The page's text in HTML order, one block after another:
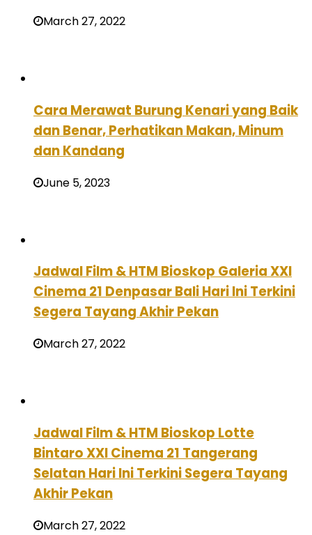
March 27, 2022
Cara Merawat Burung Kenari yang Baik
dan Benar, Perhatikan Makan, Minum
dan Kandang
June 5, 2023
Jadwal Film & HTM Bioskop Galeria XXI
Cinema 21 Denpasar Bali Hari Ini Terkini
Segera Tayang Akhir Pekan
March 27, 2022
Jadwal Film & HTM Bioskop Lotte
Bintaro XXI Cinema 21 Tangerang
Selatan Hari Ini Terkini Segera Tayang
Akhir Pekan
March 27, 2022